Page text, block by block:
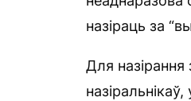
назіраць за
Для